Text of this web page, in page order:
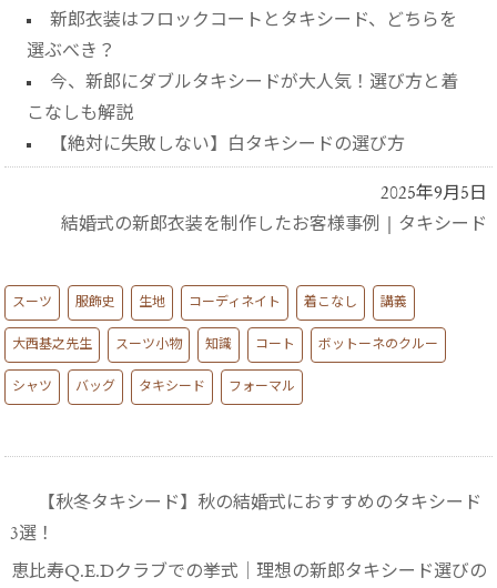
新郎衣装はフロックコートとタキシード、どちらを
選ぶべき？
今、新郎にダブルタキシードが大人気！選び方と着
こなしも解説
【絶対に失敗しない】白タキシードの選び方
2025年9月5日
結婚式の新郎衣装を制作したお客様事例
タキシード
スーツ 服飾史 生地 コーディネイト 着こなし 講義
大西基之先生 スーツ小物 知識 コート ボットーネのクルー
シャツ バッグ タキシード フォーマル
【秋冬タキシード】秋の結婚式におすすめのタキシード
3選！
恵比寿Q.E.Dクラブでの挙式│理想の新郎タキシード選びの